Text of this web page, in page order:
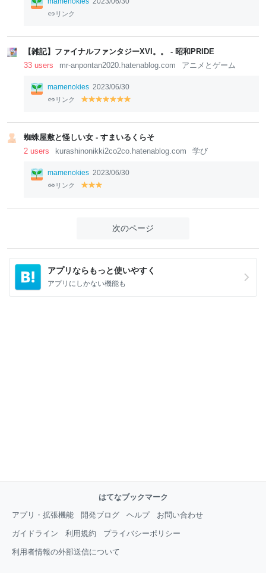
リンク
【雑記】ファイナルファンタジーXVI。。 - 昭和PRIDE
33 users
mr-anpontan2020.hatenablog.com アニメとゲーム
mamenokies 2023/06/30
リンク
y
lo
w
y
lo
w
y
lo
w
y
lo
w
y
lo
w
y
lo
w
lo
w
蜘蛛屋敷と怪しい女 - すまいるくらそ
2 users
kurashinonikki2co2co.hatenablog.com 学び
mamenokies 2023/06/30
リンク
y
lo
y
lolo
次のページ
アプリならもっと使いやすく
アプリにしかない機能も
はてなブックマーク
アプリ・拡張機能
開発ブログ ヘルプ お問い合わせ
ガイドライン 利用規約 プライバシーポリシー
利用者情報の外部送信について